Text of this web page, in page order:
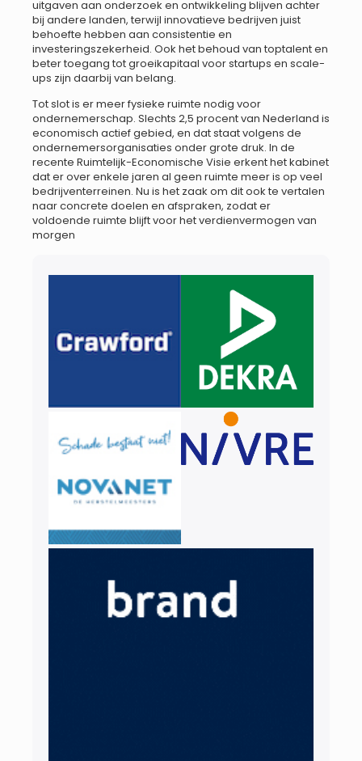
uitgaven aan onderzoek en ontwikkeling blijven achter
bij andere landen, terwijl innovatieve bedrijven juist
behoefte hebben aan consistentie en
investeringszekerheid. Ook het behoud van toptalent en
beter toegang tot groeikapitaal voor startups en scale-
ups zijn daarbij van belang.
Tot slot is er meer fysieke ruimte nodig voor
ondernemerschap. Slechts 2,5 procent van Nederland is
economisch actief gebied, en dat staat volgens de
ondernemersorganisaties onder grote druk. In de
recente Ruimtelijk-Economische Visie erkent het kabinet
dat er over enkele jaren al geen ruimte meer is op veel
bedrijventerreinen. Nu is het zaak om dit ook te vertalen
naar concrete doelen en afspraken, zodat er
voldoende ruimte blijft voor het verdienvermogen van
morgen